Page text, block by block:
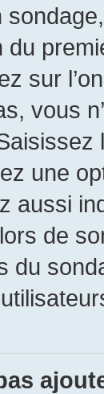
sur
vous
une
aussi
de
du